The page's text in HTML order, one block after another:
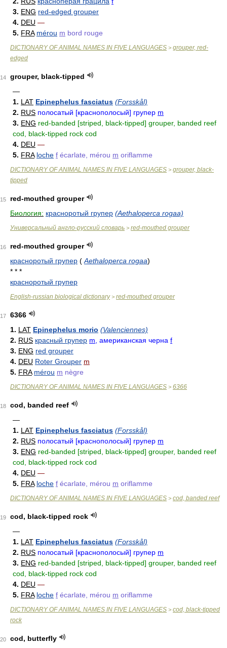
3. ENG red-edged grouper
4. DEU —
5. FRA mérou m bord rouge
DICTIONARY OF ANIMAL NAMES IN FIVE LANGUAGES > grouper, red-
edged
14
grouper, black-tipped
—
1. LAT Epinephelus fasciatus (Forsskål)
2. RUS полосатый [краснополосый] групер m
3. ENG red-banded [striped, black-tipped] grouper, banded reef
cod, black-tipped rock cod
4. DEU —
5. FRA loche f écarlate, mérou m oriflamme
DICTIONARY OF ANIMAL NAMES IN FIVE LANGUAGES > grouper, black-
tipped
15
red-mouthed grouper
Биология: красноротый групер (Aethaloperca rogaa)
Универсальный англо-русский словарь > red-mouthed grouper
16
red-mouthed grouper
красноротый групер ( Aethaloperca rogaa)
* * *
красноротый групер
English-russian biological dictionary> red-mouthed grouper
17
6366
1. LAT Epinephelus morio (Valenciennes)
2. RUS красный групер m , американская черна f
3. ENG red grouper
4. DEU Roter Grouper m
5. FRA mérou m nègre
DICTIONARY OF ANIMAL NAMES IN FIVE LANGUAGES > 6366
18
cod, banded reef
—
1. LAT Epinephelus fasciatus (Forsskål)
2. RUS полосатый [краснополосый] групер m
3. ENG red-banded [striped, black-tipped] grouper, banded reef
cod, black-tipped rock cod
4. DEU —
5. FRA loche f écarlate, mérou m oriflamme
DICTIONARY OF ANIMAL NAMES IN FIVE LANGUAGES > cod, banded reef
19
cod, black-tipped rock
—
1. LAT Epinephelus fasciatus (Forsskål)
2. RUS полосатый [краснополосый] групер m
3. ENG red-banded [striped, black-tipped] grouper, banded reef
cod, black-tipped rock cod
4. DEU —
5. FRA loche f écarlate, mérou m oriflamme
DICTIONARY OF ANIMAL NAMES IN FIVE LANGUAGES > cod, black-tipped
rock
20
cod, butterfly